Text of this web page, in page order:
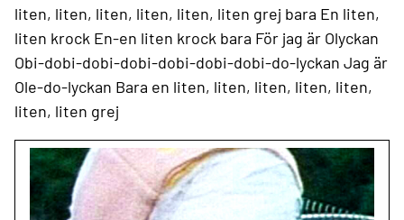
liten, liten, liten, liten, liten, liten grej bara En liten,
liten krock En-en liten krock bara För jag är Olyckan
Obi-dobi-dobi-dobi-dobi-dobi-dobi-do-lyckan Jag är
Ole-do-lyckan Bara en liten, liten, liten, liten, liten,
liten, liten grej